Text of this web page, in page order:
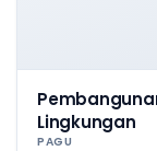
Lingkungan
PAGU